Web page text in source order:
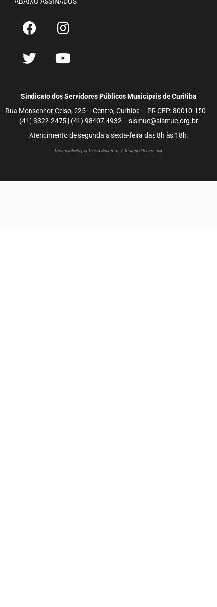
Sindicato dos Servidores Públicos Municipais de Curitiba
Rua Monsenhor Celso, 225 – Centro, Curitiba – PR CEP: 80010-150
(41) 3322-2475 | (41) 98407-4932 sismuc@sismuc.org.br
Atendimento de segunda a sexta-feira das 8h às 18h.
Desenvolvido por Direta Sistemas / Designed by Freepik